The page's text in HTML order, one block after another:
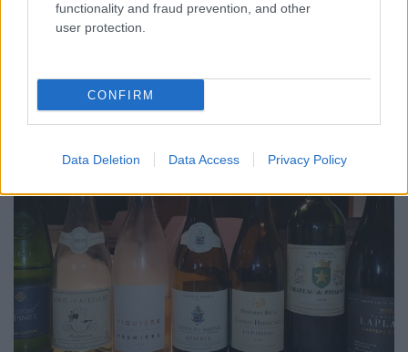
functionality and fraud prevention, and other
user protection.
CONFIRM
Data Deletion Data Access Privacy Policy
Tar Ferinek köszönhetően komoly borsorral indult a
húsvéti hosszú hétvége, a tematikát komoly